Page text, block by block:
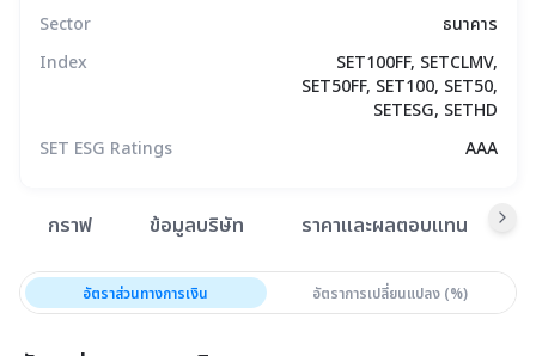
Sector
ธนาคาร
Index
SET100FF, SETCLMV,
SET50FF, SET100, SET50,
SETESG, SETHD
SET ESG Ratings
AAA
กราฟ
ข้อมูลบริษัท ราคาและผลตอบแทน
อัตราส่วนทางการเงิน อัตราการเปลี่ยนแปลง (%)